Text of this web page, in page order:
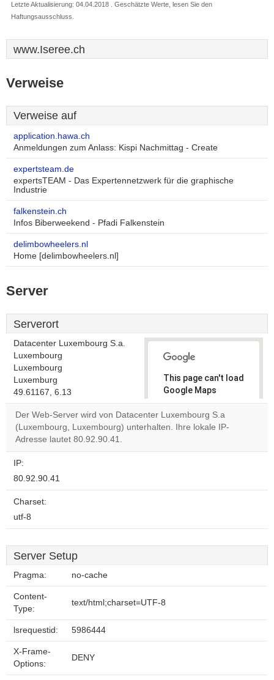
Letzte Aktualisierung: 04.04.2018 . Geschätzte Werte, lesen Sie den
Haftungsausschluss.
www.Iseree.ch
Verweise
Verweise auf
application.hawa.ch
Anmeldungen zum Anlass: Kispi Nachmittag - Create
expertsteam.de
expertsTEAM - Das Expertennetzwerk für die graphische
Industrie
falkenstein.ch
Infos Biberweekend - Pfadi Falkenstein
delimbowheelers.nl
Home [delimbowheelers.nl]
Server
Serverort
Datacenter Luxembourg S.a.
Luxembourg
Luxembourg
Luxemburg
49.61167, 6.13
This page can't load
Google Maps
correctly.
Do you
Der Web-Server wird von Datacenter Luxembourg S.a
(Luxembourg, Luxembourg) unterhalten. Ihre lokale IP-
Adresse lautet 80.92.90.41.
IP:
80.92.90.41
Charset:
utf-8
Server Setup
Pragma: no-cache
Content-
Type:
text/html;charset=UTF-8
lsrequestid: 5986444
X-Frame-
Options:
DENY